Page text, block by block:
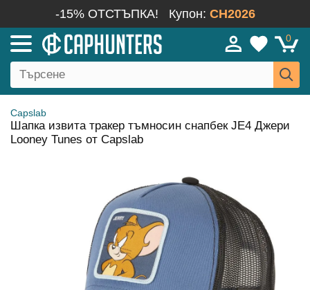
-15% ОТСТЪПКА! Купон: CH2026
0
Capslab
Шапка извита тракер тъмносин снапбек JE4 Джери
Looney Tunes от Capslab